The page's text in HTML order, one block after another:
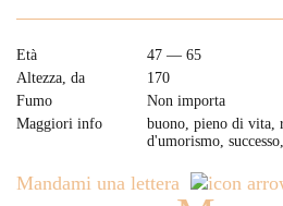
Età
47 — 65
Altezza, da
170
Fumo
Non importa
Maggiori info
buono, pieno di vita,
d'umorismo,
Mandami una lettera